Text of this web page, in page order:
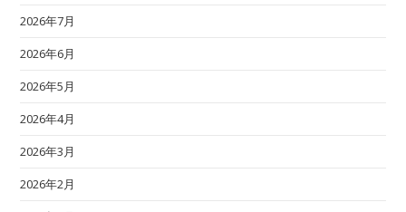
2026年7月
2026年6月
2026年5月
2026年4月
2026年3月
2026年2月